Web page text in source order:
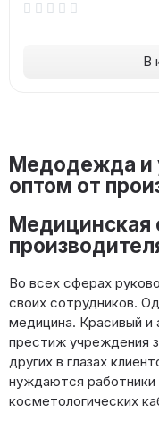
В
Медодежда и
оптом от
Медицинская
Во всех сферах
своих сотрудников.
медицина. Красивый и
престиж учреждения
других в глазах
нуждаются работники
косметологических